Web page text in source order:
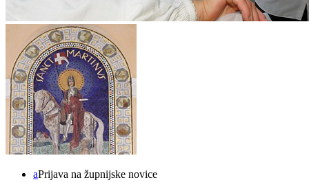
aPrijava na župnijske novice